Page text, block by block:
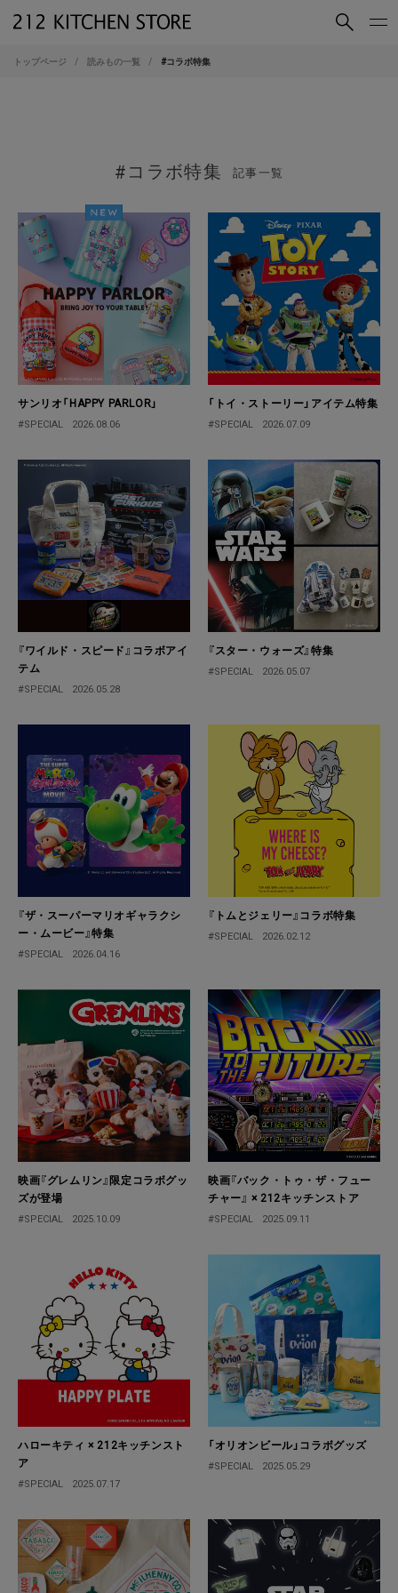
買いもの
212 KITCHEN STORE 公式SNSアカウント
Instagram Facebook Mail Magazine YouTube
LINE
トップページ 読みもの一覧 #コラボ特集
# コラボ特集 記事一覧
サンリオ「HAPPY PARLOR」
#SPECIAL 2026.08.06
「トイ・ストーリー」アイテム特集
#SPECIAL 2026.07.09
『ワイルド・スピード』コラボアイ
テム
#SPECIAL 2026.05.28
『スター・ウォーズ』特集
#SPECIAL 2026.05.07
『ザ・スーパーマリオギャラクシ
ー・ムービー』特集
#SPECIAL 2026.04.16
『トムとジェリー』コラボ特集
#SPECIAL 2026.02.12
映画『グレムリン』限定コラボグッ
ズが登場
#SPECIAL 2025.10.09
映画『バック・トゥ・ザ・フュー
チャー』 × 212キッチンストア
#SPECIAL 2025.09.11
ハローキティ × 212キッチンスト
ア
#SPECIAL 2025.07.17
「オリオンビール」コラボグッズ
#SPECIAL 2025.05.29